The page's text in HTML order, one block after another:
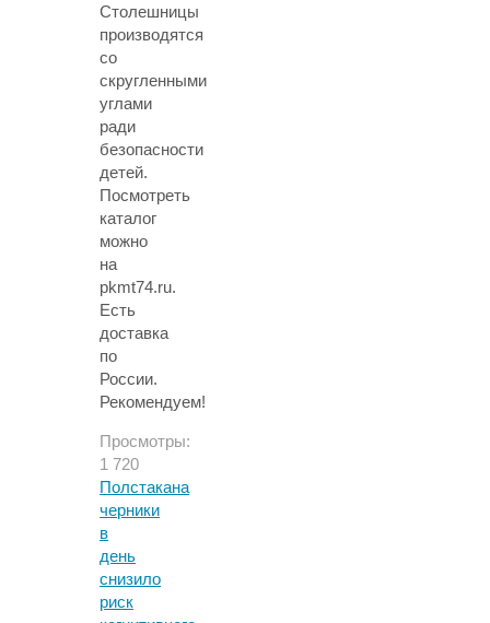
Столешницы
производятся
со
скругленными
углами
ради
безопасности
детей.
Посмотреть
каталог
можно
на
pkmt74.ru.
Есть
доставка
по
России.
Рекомендуем!
Просмотры:
1 720
Полстакана
черники
в
день
снизило
риск